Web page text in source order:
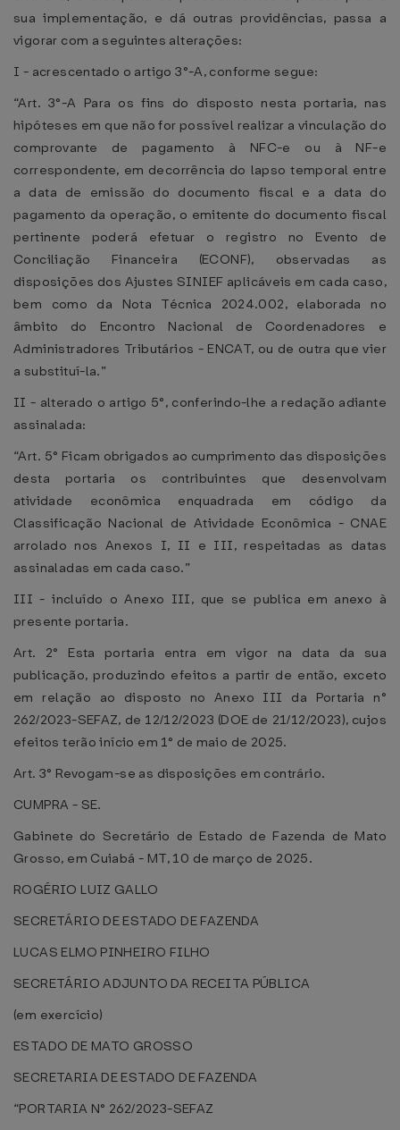
sua implementação, e dá outras providências, passa a
vigorar com a seguintes alterações:
I - acrescentado o artigo 3°-A, conforme segue:
“Art. 3°-A Para os fins do disposto nesta portaria, nas
hipóteses em que não for possível realizar a vinculação do
comprovante de pagamento à NFC-e ou à NF-e
correspondente, em decorrência do lapso temporal entre
a data de emissão do documento fiscal e a data do
pagamento da operação, o emitente do documento fiscal
pertinente poderá efetuar o registro no Evento de
Conciliação Financeira (ECONF), observadas as
disposições dos Ajustes SINIEF aplicáveis em cada caso,
bem como da Nota Técnica 2024.002, elaborada no
âmbito do Encontro Nacional de Coordenadores e
Administradores Tributários - ENCAT, ou de outra que vier
a substituí-la.”
II - alterado o artigo 5°, conferindo-lhe a redação adiante
assinalada:
“Art. 5° Ficam obrigados ao cumprimento das disposições
desta portaria os contribuintes que desenvolvam
atividade econômica enquadrada em código da
Classificação Nacional de Atividade Econômica - CNAE
arrolado nos Anexos I, II e III, respeitadas as datas
assinaladas em cada caso.”
III - incluído o Anexo III, que se publica em anexo à
presente portaria.
Art. 2° Esta portaria entra em vigor na data da sua
publicação, produzindo efeitos a partir de então, exceto
em relação ao disposto no Anexo III da Portaria n°
262/2023-SEFAZ, de 12/12/2023 (DOE de 21/12/2023), cujos
efeitos terão início em 1° de maio de 2025.
Art. 3° Revogam-se as disposições em contrário.
CUMPRA - SE.
Gabinete do Secretário de Estado de Fazenda de Mato
Grosso, em Cuiabá - MT, 10 de março de 2025.
ROGÉRIO LUIZ GALLO
SECRETÁRIO DE ESTADO DE FAZENDA
LUCAS ELMO PINHEIRO FILHO
SECRETÁRIO ADJUNTO DA RECEITA PÚBLICA
(em exercício)
ESTADO DE MATO GROSSO
SECRETARIA DE ESTADO DE FAZENDA
“PORTARIA N° 262/2023-SEFAZ